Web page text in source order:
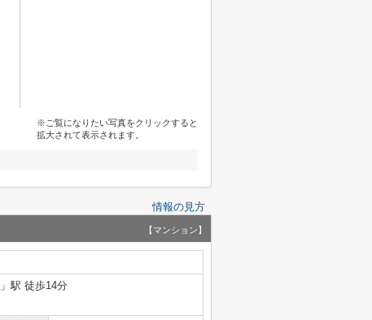
※ご覧になりたい写真をクリックすると
拡大されて表示されます。
情報の見方
【マンション】
」駅 徒歩14分